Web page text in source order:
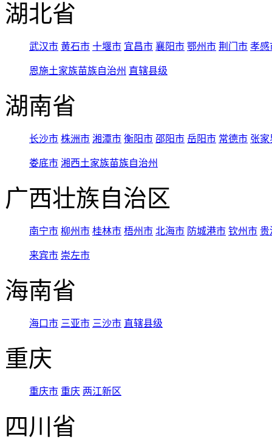
湖北省
武汉市 黄石市 十堰市 宜昌市 襄阳市 鄂州市 荆门市 孝感
恩施土家族苗族自治州 直辖县级
湖南省
长沙市 株洲市 湘潭市 衡阳市 邵阳市 岳阳市 常德市 张家
娄底市 湘西土家族苗族自治州
广西壮族自治区
南宁市 柳州市 桂林市 梧州市 北海市 防城港市 钦州市 贵
来宾市 崇左市
海南省
海口市 三亚市 三沙市 直辖县级
重庆
重庆市 重庆 两江新区
四川省